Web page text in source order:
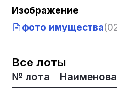
Изображение
фото имущества
Все лоты
№ лота